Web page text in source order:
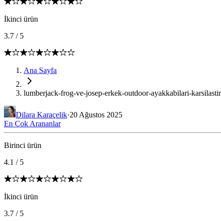
İkinci ürün
3.7 / 5
Ana Sayfa
lumberjack-frog-ve-josep-erkek-outdoor-ayakkabilari-
Dilara Karaçelik·20 Ağustos 2025
En Çok Arananlar
Birinci ürün
4.1 / 5
İkinci ürün
3.7 / 5